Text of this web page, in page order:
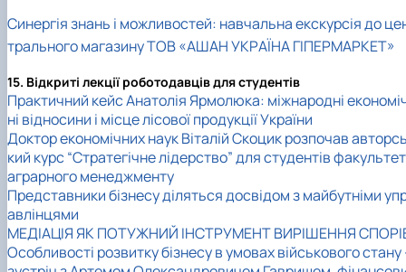
Синергія знань і можливостей: навчальна екскурсія до
трального магазину ТОВ «АШАН УКРАЇНА ГІПЕРМАРКЕТ»
15. Відкриті лекції роботодавців для студентів
Практичний кейс Анатолія Ярмолюка: міжнародні
ні відносини і місце лісової продукції України
Доктор економічних наук Віталій Скоцик розпочав
кий курс “Стратегічне лідерство” для студентів
аграрного менеджменту
Представники бізнесу діляться досвідом з майбутніми
авлінцями
МЕДІАЦІЯ ЯК ПОТУЖНИЙ ІНСТРУМЕНТ ВИРІШЕННЯ
Особливості розвитку бізнесу в умовах військового стану